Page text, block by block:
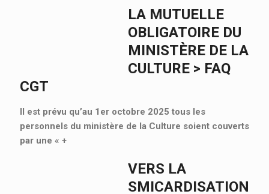
LA MUTUELLE
OBLIGATOIRE DU
MINISTÈRE DE LA
CULTURE > FAQ
CGT
Il est prévu qu’au 1er octobre 2025 tous les
personnels du ministère de la Culture soient couverts
par une « +
VERS LA
SMICARDISATION